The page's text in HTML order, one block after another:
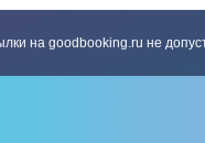
на goodbooking.ru не